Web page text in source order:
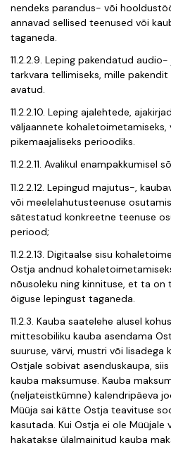
nendeks parandus- või
annavad sellised teenused või
taganeda.
11.2.2.9. Leping pakendatud
tarkvara tellimiseks, mille
avatud.
11.2.2.10. Leping ajalehtede,
väljaannete kohaletoimetamiseks,
pikemaajaliseks perioodiks.
11.2.2.11. Avalikul enampakkumisel
11.2.2.12. Lepingud majutus-,
või meelelahutusteenuse
sätestatud konkreetne teenuse
periood;
11.2.2.13. Digitaalse sisu
Ostja andnud
nõusoleku ning kinnituse, et ta
õiguse lepingust taganeda.
11.2.3. Kauba saatelehe alusel
mittesobiliku kauba asendama
suuruse, värvi, mustri või lisadega
Ostjale sobivat asenduskaupa,
kauba maksumuse. Kauba
(neljateistkümne) kalendripäeva
Müüja sai kätte Ostja teavituse
kasutada. Kui Ostja ei ole Müüjale
hakatakse ülalmainitud kauba